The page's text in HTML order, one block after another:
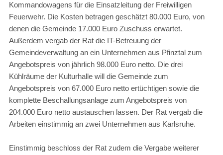
Kommandowagens für die Einsatzleitung der Freiwilligen
Feuerwehr. Die Kosten betragen geschätzt 80.000 Euro, von
denen die Gemeinde 17.000 Euro Zuschuss erwartet.
Außerdem vergab der Rat die IT-Betreuung der
Gemeindeverwaltung an ein Unternehmen aus Pfinztal zum
Angebotspreis von jährlich 98.000 Euro netto. Die drei
Kühlräume der Kulturhalle will die Gemeinde zum
Angebotspreis von 67.000 Euro netto ertüchtigen sowie die
komplette Beschallungsanlage zum Angebotspreis von
204.000 Euro netto austauschen lassen. Der Rat vergab die
Arbeiten einstimmig an zwei Unternehmen aus Karlsruhe.
Einstimmig beschloss der Rat zudem die Vergabe weiterer